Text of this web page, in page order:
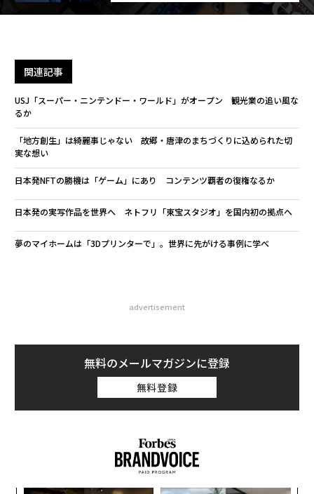
関連記事
USJ「スーパー・ニンテンドー・ワールド」がオープン 観光業の追い風な
るか
「地方創生」は綺麗事じゃない 故郷・唐津のまちづくりに込められた切
実な想い
日本発NFTの勝機は「ゲーム」にあり コンテンツ覇者の復権なるか
日本発の実写作品を世界へ ネトフリ「東宝スタジオ」を国内初の拠点へ
夢のマイホームは「3Dプリンターで」。世界に先がける事例に学べ
advertisement
無料のメールマガジンに登録
無料登録